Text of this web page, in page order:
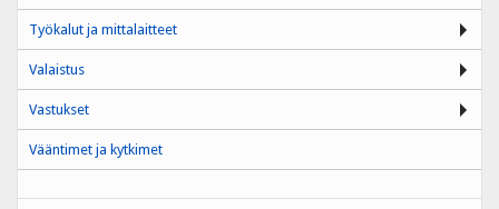
Työkalut ja mittalaitteet
Valaistus
Vastukset
Vääntimet ja kytkimet